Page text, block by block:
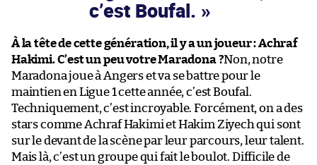
c’est Boufal.
À la tête de cette génération, il y a un joueur : Achraf
Hakimi. C’est un peu votre Maradona ?Non, notre
Maradona joue à Angers et va se battre pour le
maintien en Ligue 1 cette année, c’est Boufal.
Techniquement, c’est incroyable. Forcément, on a des
stars comme Achraf Hakimi et Hakim Ziyech qui sont
sur le devant de la scène par leur parcours, leur talent.
Mais là, c’est un groupe qui fait le boulot. Difficile de